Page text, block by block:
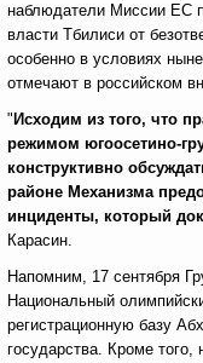
наблюдатели Миссии ЕС
власти Тбилиси от
особенно в условиях
отмечают в российском
" Исходим из того, что
режимом югоосетино-
конструктивно
районе Механизма
инциденты, который
Карасин.
Напомним, 17 сентября
Национальный
регистрационную базу
государства. Кроме